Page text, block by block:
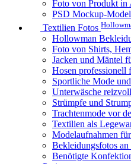
Foto von Produkt in
PSD Mockup-
Textilien Fotos
Hollowman
Foto von Shirts,
Jacken und Mäntel
Hosen professionell
Sportliche Mode
Unterwäsche
Strümpfe und
Trachtenmode vor
Textilien als
Modelaufnahmen
Bekleidungsfotos an
Benötigte